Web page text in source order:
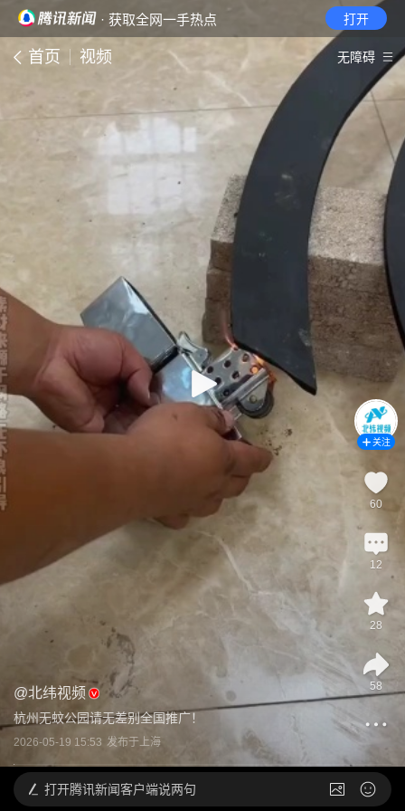
· 获取全网一手热点 打开
首页 视频 无障碍
@北纬视频
杭州无蚊公园请无差别全国推广！
2026-05-19 15:53 发布于上海
关注
60
12
28
58
打开腾讯新闻客户端说两句